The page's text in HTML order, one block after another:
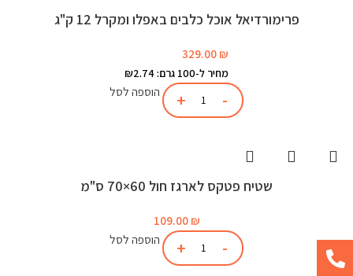
פרימורדיאל אוכל כלבים באפלו ומקרל 12 ק"ג
329.00 ₪
מחיר ל-100 גרם: ₪2.74
הוספה לסל
שטיח פטקס לארגז חול 60×70 ס"מ
109.00 ₪
הוספה לסל